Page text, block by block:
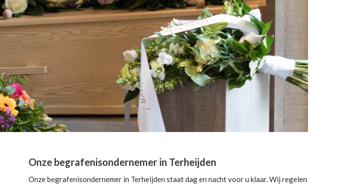
Onze begrafenisondernemer in Terheijden
Onze begrafenisondernemer in Terheijden staat dag en nacht voor u klaar. Wij regelen